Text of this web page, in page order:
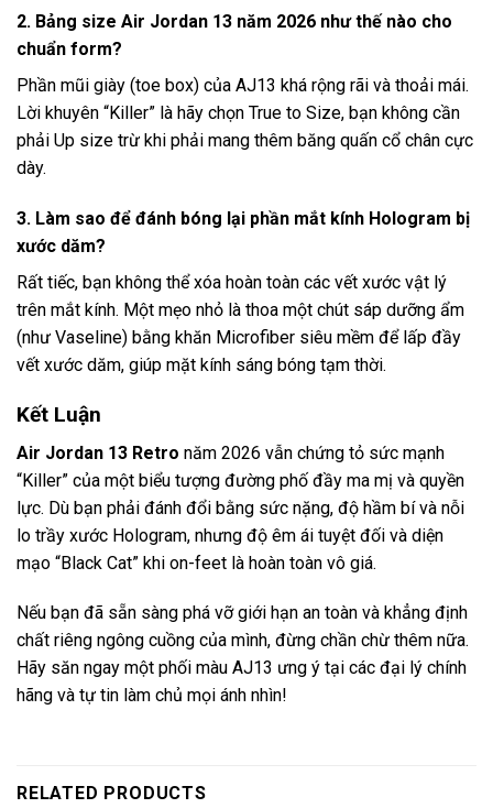
2. Bảng size Air Jordan 13 năm 2026 như thế nào cho
chuẩn form?
Phần mũi giày (toe box) của AJ13 khá rộng rãi và thoải mái.
Lời khuyên “Killer” là hãy chọn True to Size, bạn không cần
phải Up size trừ khi phải mang thêm băng quấn cổ chân cực
dày.
3. Làm sao để đánh bóng lại phần mắt kính Hologram bị
xước dăm?
Rất tiếc, bạn không thể xóa hoàn toàn các vết xước vật lý
trên mắt kính. Một mẹo nhỏ là thoa một chút sáp dưỡng ẩm
(như Vaseline) bằng khăn Microfiber siêu mềm để lấp đầy
vết xước dăm, giúp mặt kính sáng bóng tạm thời.
Kết Luận
Air Jordan 13 Retro năm 2026 vẫn chứng tỏ sức mạnh
“Killer” của một biểu tượng đường phố đầy ma mị và quyền
lực. Dù bạn phải đánh đổi bằng sức nặng, độ hầm bí và nỗi
lo trầy xước Hologram, nhưng độ êm ái tuyệt đối và diện
mạo “Black Cat” khi on-feet là hoàn toàn vô giá.
Nếu bạn đã sẵn sàng phá vỡ giới hạn an toàn và khẳng định
chất riêng ngông cuồng của mình, đừng chần chừ thêm nữa.
Hãy săn ngay một phối màu AJ13 ưng ý tại các đại lý chính
hãng và tự tin làm chủ mọi ánh nhìn!
RELATED PRODUCTS